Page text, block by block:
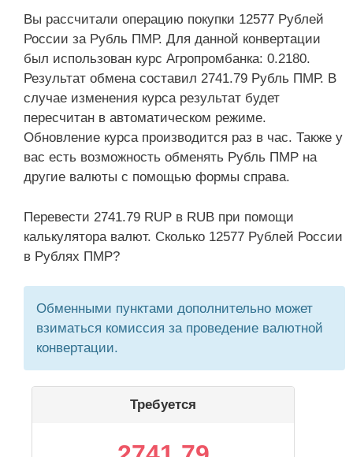
Вы рассчитали операцию покупки 12577 Рублей
России за Рубль ПМР. Для данной конвертации
был использован курс Агропромбанка: 0.2180.
Результат обмена составил 2741.79 Рубль ПМР. В
случае изменения курса результат будет
пересчитан в автоматическом режиме.
Обновление курса производится раз в час. Также у
вас есть возможность обменять Рубль ПМР на
другие валюты с помощью формы справа.
Перевести 2741.79 RUP в RUB при помощи
калькулятора валют. Сколько 12577 Рублей России
в Рублях ПМР?
Обменными пунктами дополнительно может
взиматься комиссия за проведение валютной
конвертации.
Требуется